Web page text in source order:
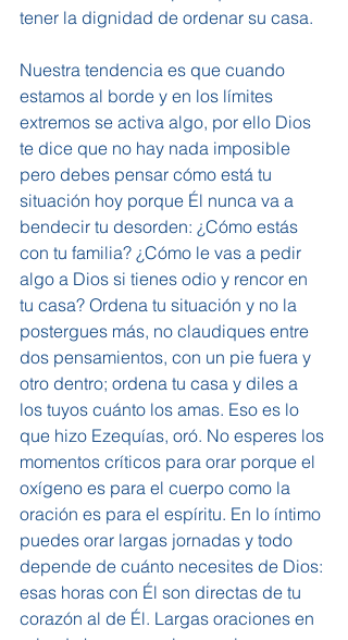
tener la dignidad de ordenar su casa.
Nuestra tendencia es que cuando
estamos al borde y en los límites
extremos se activa algo, por ello Dios
te dice que no hay nada imposible
pero debes pensar cómo está tu
situación hoy porque Él nunca va a
bendecir tu desorden: ¿Cómo estás
con tu familia? ¿Cómo le vas a pedir
algo a Dios si tienes odio y rencor en
tu casa? Ordena tu situación y no la
postergues más, no claudiques entre
dos pensamientos, con un pie fuera y
otro dentro; ordena tu casa y diles a
los tuyos cuánto los amas. Eso es lo
que hizo Ezequías, oró. No esperes los
momentos críticos para orar porque el
oxígeno es para el cuerpo como la
oración es para el espíritu. En lo íntimo
puedes orar largas jornadas y todo
depende de cuánto necesites de Dios:
esas horas con Él son directas de tu
corazón al de Él. Largas oraciones en